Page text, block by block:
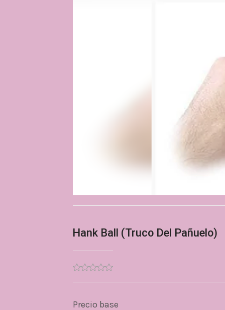
Hank Ball (Truco Del Pañuelo)
Precio base